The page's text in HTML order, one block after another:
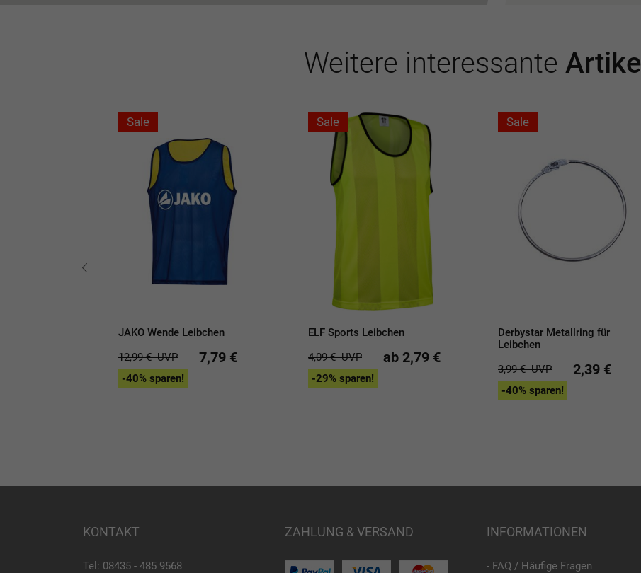
Weitere interessante Artikel
Sale
JAKO Wende Leibchen
12,99 €UVP 7,79 €
-40% sparen!
Sale
ELF Sports Leibchen
4,09 €UVP ab 2,79 €
-29% sparen!
Sale
Derbystar Metallring für
Leibchen
3,99 €UVP 2,39 €
-40% sparen!
KONTAKT
Tel: 08435 - 485 9568
ZAHLUNG & VERSAND INFORMATIONEN
- FAQ / Häufige Fragen